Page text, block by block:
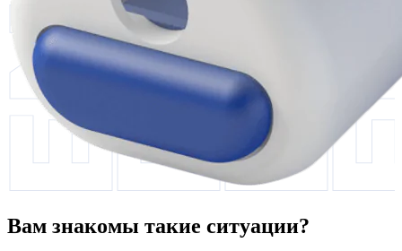
Вам знакомы такие ситуации?